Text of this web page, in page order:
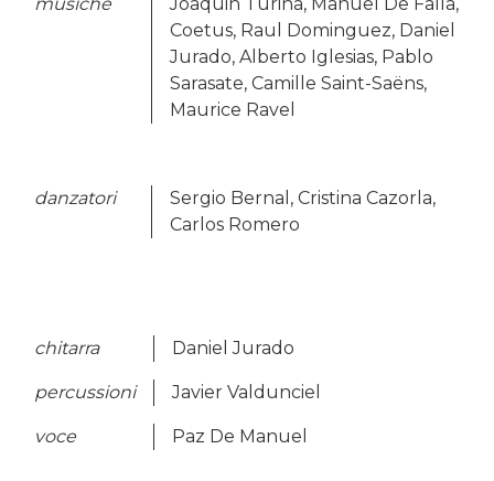
Coetus, Raul Dominguez, Daniel
Jurado, Alberto Iglesias, Pablo
Sarasate, Camille Saint-Saëns,
Maurice Ravel
danzatori
Sergio Bernal, Cristina Cazorla,
Carlos Romero
chitarra Daniel Jurado
percussioni Javier Valdunciel
voce Paz De Manuel